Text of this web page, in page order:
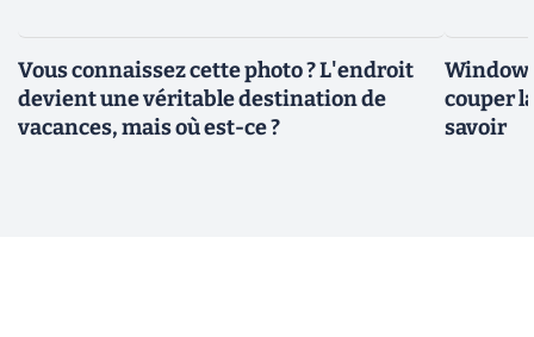
Vous connaissez cette photo ? L'endroit
devient une véritable destination de
vacances, mais où est-ce ?
couper
savoir